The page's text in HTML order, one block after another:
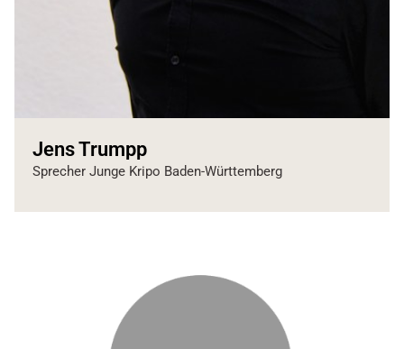
Jens Trumpp
Sprecher Junge Kripo Baden-Württemberg